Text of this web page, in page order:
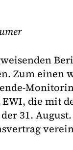
Zum einen
die mit
31.